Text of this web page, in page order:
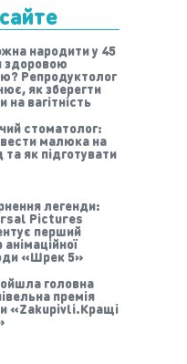
народити у 45
здоровою
Репродуктолог
як зберегти
на вагітність
стоматолог:
малюка на
та як підготувати
легенди:
Pictures
перший
анімаційної
«Шрек 5»
головна
премія
«Zakupivli.Кращі